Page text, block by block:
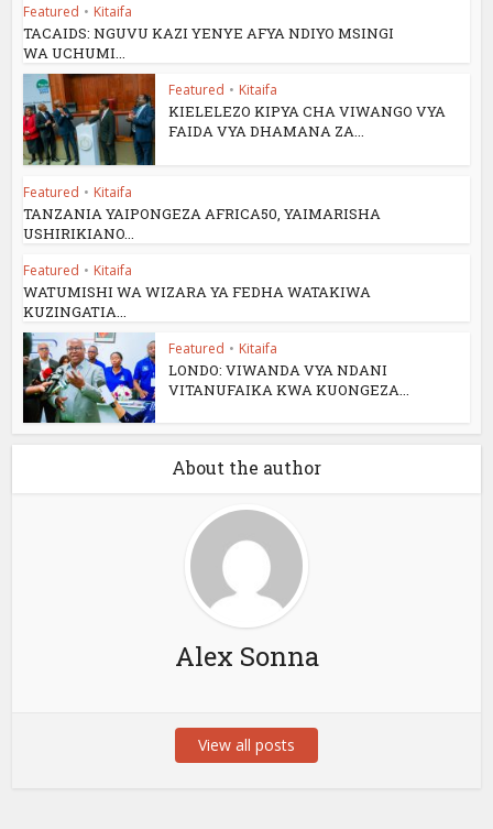
Featured • Kitaifa
TACAIDS: NGUVU KAZI YENYE AFYA NDIYO MSINGI
WA UCHUMI...
Featured • Kitaifa
KIELELEZO KIPYA CHA VIWANGO VYA
FAIDA VYA DHAMANA ZA...
Featured • Kitaifa
TANZANIA YAIPONGEZA AFRICA50, YAIMARISHA
USHIRIKIANO...
Featured • Kitaifa
WATUMISHI WA WIZARA YA FEDHA WATAKIWA
KUZINGATIA...
Featured • Kitaifa
LONDO: VIWANDA VYA NDANI
VITANUFAIKA KWA KUONGEZA...
About the author
Alex Sonna
View all posts